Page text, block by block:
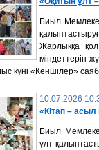
Биыл
Жарлыққа
міндеттерін
күні «Кеншілер»
10.07.2026
«Кітап –
Биыл
ұлт